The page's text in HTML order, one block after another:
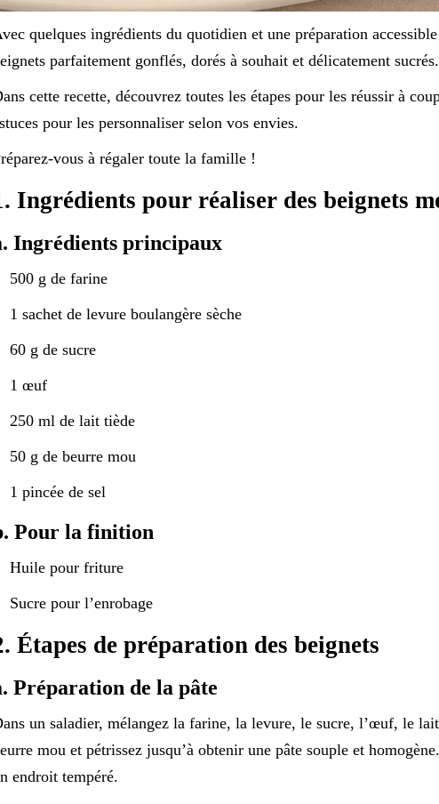
quelques ingrédients du quotidien et une préparation
parfaitement gonflés, dorés à souhait et délicatement sucrés.
cette recette, découvrez toutes les étapes pour les réussir à
pour les personnaliser selon vos envies.
vous à régaler toute la famille !
Ingrédients pour réaliser des beignets
Ingrédients principaux
500 g de farine
1 sachet de levure boulangère sèche
60 g de sucre
1 œuf
250 ml de lait tiède
50 g de beurre mou
1 pincée de sel
Pour la finition
Huile pour friture
Sucre pour l’enrobage
Étapes de préparation des beignets
Préparation de la pâte
un saladier, mélangez la farine, la levure, le sucre, l’œuf, le
mou et pétrissez jusqu’à obtenir une pâte souple et
endroit tempéré.